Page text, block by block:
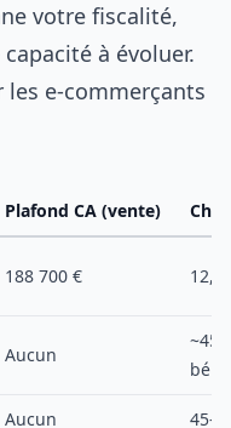
votre fiscalité,
à évoluer.
e-commerçants
Plafond CA (vente)
188 700 € 12,3
Aucun
~45
Aucun 45-